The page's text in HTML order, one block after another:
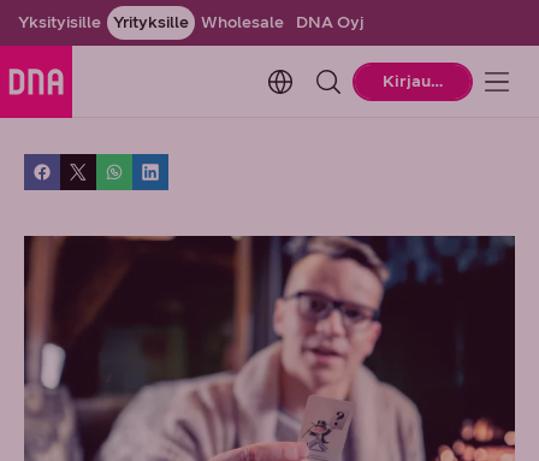
Yksityisille Yrityksille Wholesale DNA Oyj
Change language. Current
Kirjaudu